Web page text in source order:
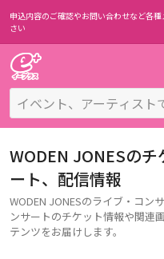
申込内容のご確認やお問い合わせなど各種
さい
WODEN JONESの
ート、配信情報
WODEN JONESのライブ・コン
ンサートのチケット情報や関連
テンツをお届けします。